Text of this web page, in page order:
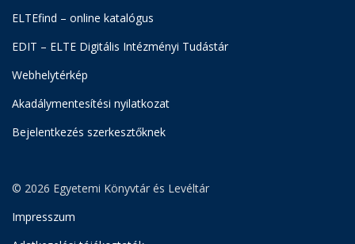
ELTEfind – online katalógus
EDIT – ELTE Digitális Intézményi Tudástár
Webhelytérkép
Akadálymentesítési nyilatkozat
Bejelentkezés szerkesztőknek
© 2026 Egyetemi Könyvtár és Levéltár
Impresszum